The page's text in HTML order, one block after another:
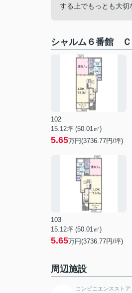
する上でもっとも大切
シャルム６番館
102
15.12坪 (50.01㎡)
5.65万円(3736.77円/坪)
103
15.12坪 (50.01㎡)
5.65万円(3736.77円/坪)
周辺施設
コンビニエンスストア